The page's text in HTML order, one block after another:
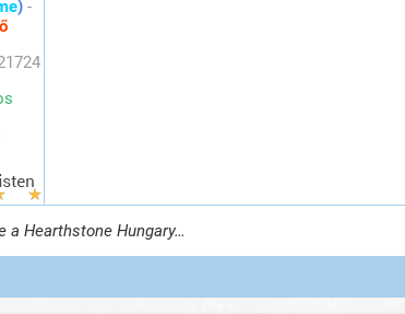
) -
a Hearthstone Hungary…